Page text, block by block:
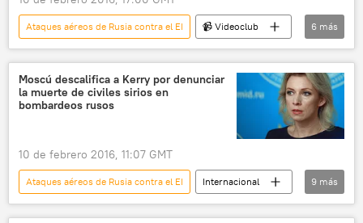
bombardeos
noticias
Ataques aéreos de Rusia contra el EI
📹 Videoclub
Siria
Latakia Sukhoi
Rusia
ISIS
terrorismo
6 más
Moscú descalifica a Kerry por denunciar
la muerte de civiles sirios en
bombardeos rusos
10 de febrero 2016, 11:07 GMT
Ataques aéreos de Rusia contra el EI
Internacional
política
Rusia
América del Norte
9 más